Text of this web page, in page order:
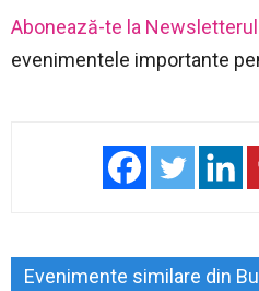
Abonează-te la
evenimentele importante
Evenimente similare din